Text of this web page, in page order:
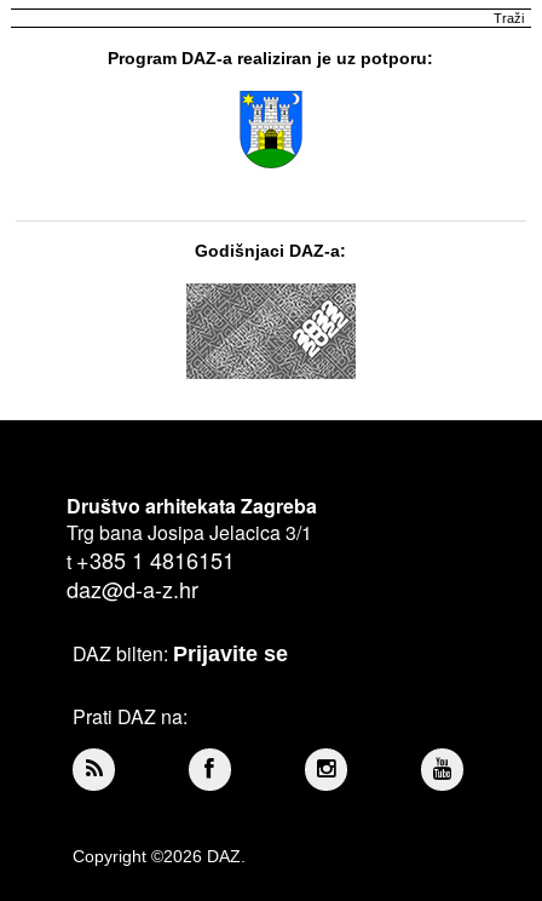
Program DAZ-a realiziran je uz potporu:
Godišnjaci DAZ-a:
Društvo arhitekata Zagreba
Trg bana Josipa Jelacica 3/1
t +385 1 4816151
daz@d-a-z.hr
DAZ bilten: Prijavite se
Prati DAZ na:
Copyright ©2026 DAZ.